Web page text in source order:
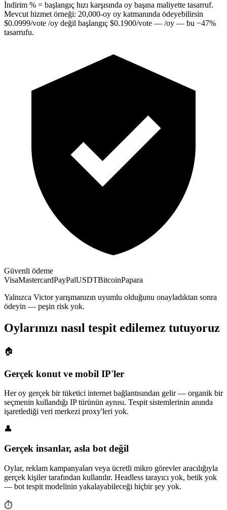
İndirim % = başlangıç hızı karşısında oy başına maliyette tasarruf.
Mevcut hizmet örneği: 20,000-oy oy katmanında ödeyebilirsin
$0.0999/vote /oy değil başlangıç $0.1900/vote — /oy — bu −47%
tasarrufu.
Güvenli ödeme
VisaMastercardPayPalUSDTBitcoinPapara
Yalnızca Victor yarışmanızın uyumlu olduğunu onayladıktan sonra
ödeyin — peşin risk yok.
Oylarınızı nasıl tespit edilemez tutuyoruz
🏠
Gerçek konut ve mobil IP'ler
Her oy gerçek bir tüketici internet bağlantısından gelir — organik bir
seçmenin kullandığı IP türünün aynısı. Tespit sistemlerinin anında
işaretlediği veri merkezi proxy'leri yok.
👤
Gerçek insanlar, asla bot değil
Oylar, reklam kampanyaları veya ücretli mikro görevler aracılığıyla
gerçek kişiler tarafından kullanılır. Headless tarayıcı yok, betik yok
— bot tespit modelinin yakalayabileceği hiçbir şey yok.
⏱️